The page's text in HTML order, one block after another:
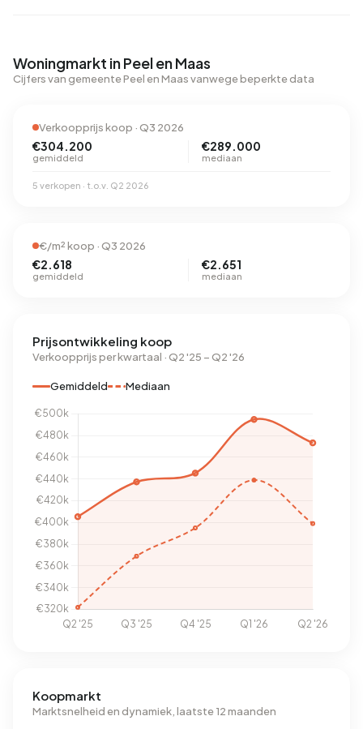
Woningmarkt in Peel en Maas
Cijfers van gemeente Peel en Maas vanwege beperkte data
Verkoopprijs koop · Q3 2026
€304.200
gemiddeld
€289.000
mediaan
5 verkopen · t.o.v. Q2 2026
€/m² koop · Q3 2026
€2.618
gemiddeld
€2.651
mediaan
Prijsontwikkeling koop
Verkoopprijs per kwartaal · Q2 '25 – Q2 '26
Gemiddeld Mediaan
Koopmarkt
Marktsnelheid en dynamiek, laatste 12 maanden